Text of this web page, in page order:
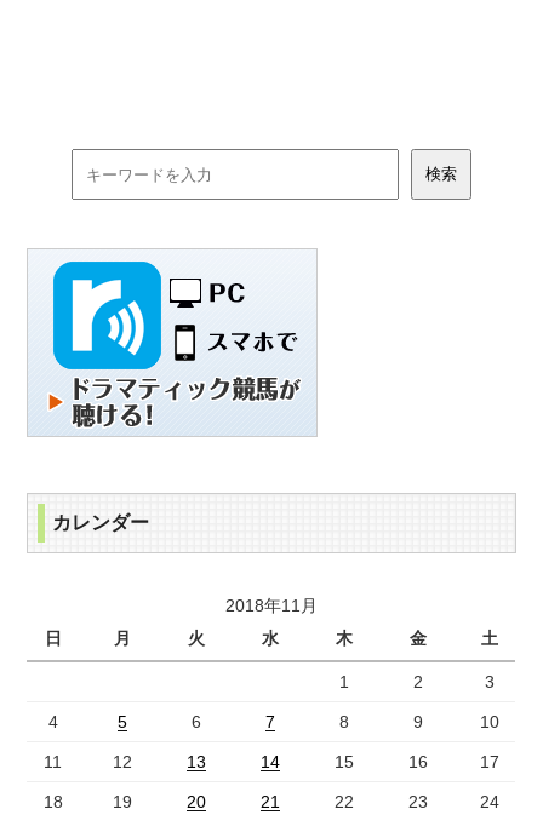
カレンダー
2018年11月
日
月 火 水 木 金 土
1 2 3
4 5 6 7 8 9 10
11 12 13 14 15 16 17
18 19 20 21 22 23 24